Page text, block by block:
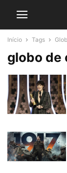
Início Tags
globo de